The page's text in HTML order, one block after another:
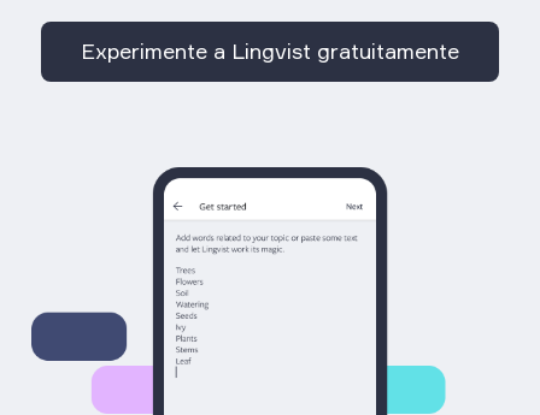
Experimente a Lingvist gratuitamente